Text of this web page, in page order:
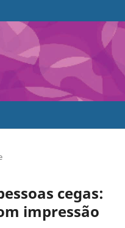
cegas:
impressão